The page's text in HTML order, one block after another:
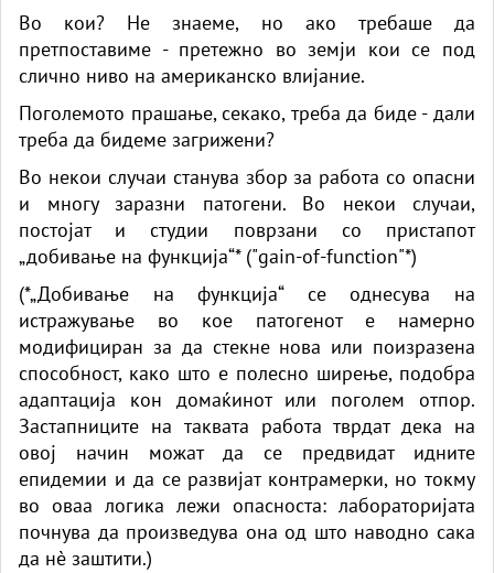
Во кои? Не знаеме, но ако требаше да
претпоставиме - претежно во земји кои се под
слично ниво на американско влијание.
Поголемото прашање, секако, треба да биде - дали
треба да бидеме загрижени?
Во некои случаи станува збор за работа со опасни
и многу заразни патогени. Во некои случаи,
постојат и студии поврзани со пристапот
„добивање на функција“* ("gain-of-function"*)
(*„Добивање на функција“ се однесува на
истражување во кое патогенот е намерно
модифициран за да стекне нова или поизразена
способност, како што е полесно ширење, подобра
адаптација кон домаќинот или поголем отпор.
Застапниците на таквата работа тврдат дека на
овој начин можат да се предвидат идните
епидемии и да се развијат контрамерки, но токму
во оваа логика лежи опасноста: лабораторијата
почнува да произведува она од што наводно сака
да нè заштити.)